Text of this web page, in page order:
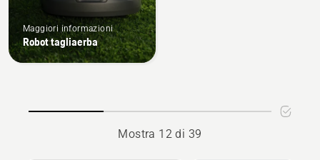
Maggiori informazioni
Robot tagliaerba
Mostra 12 di 39